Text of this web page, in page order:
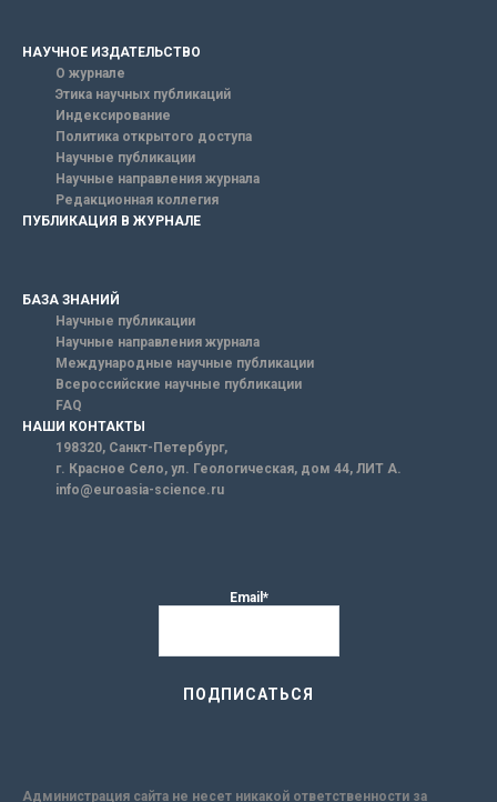
НАУЧНОЕ ИЗДАТЕЛЬСТВО
О журнале
Этика научных публикаций
Индексирование
Политика открытого доступа
Научные публикации
Научные направления журнала
Редакционная коллегия
ПУБЛИКАЦИЯ В ЖУРНАЛЕ
БАЗА ЗНАНИЙ
Научные публикации
Научные направления журнала
Международные научные публикации
Всероссийские научные публикации
FAQ
НАШИ КОНТАКТЫ
198320, Санкт-Петербург,
г. Красное Село, ул. Геологическая, дом 44, ЛИТ А.
info@euroasia-science.ru
Email*
Администрация сайта не несет никакой ответственности за